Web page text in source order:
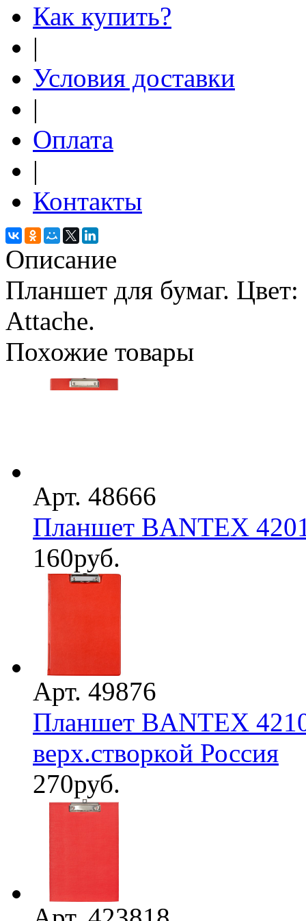
Как купить?
|
Условия доставки
|
Оплата
|
Контакты
Описание
Планшет для бумаг.
Attache.
Похожие товары
Арт. 48666
Планшет BANTEX
160руб.
Арт. 49876
Планшет BANTEX
верх.створкой Россия
270руб.